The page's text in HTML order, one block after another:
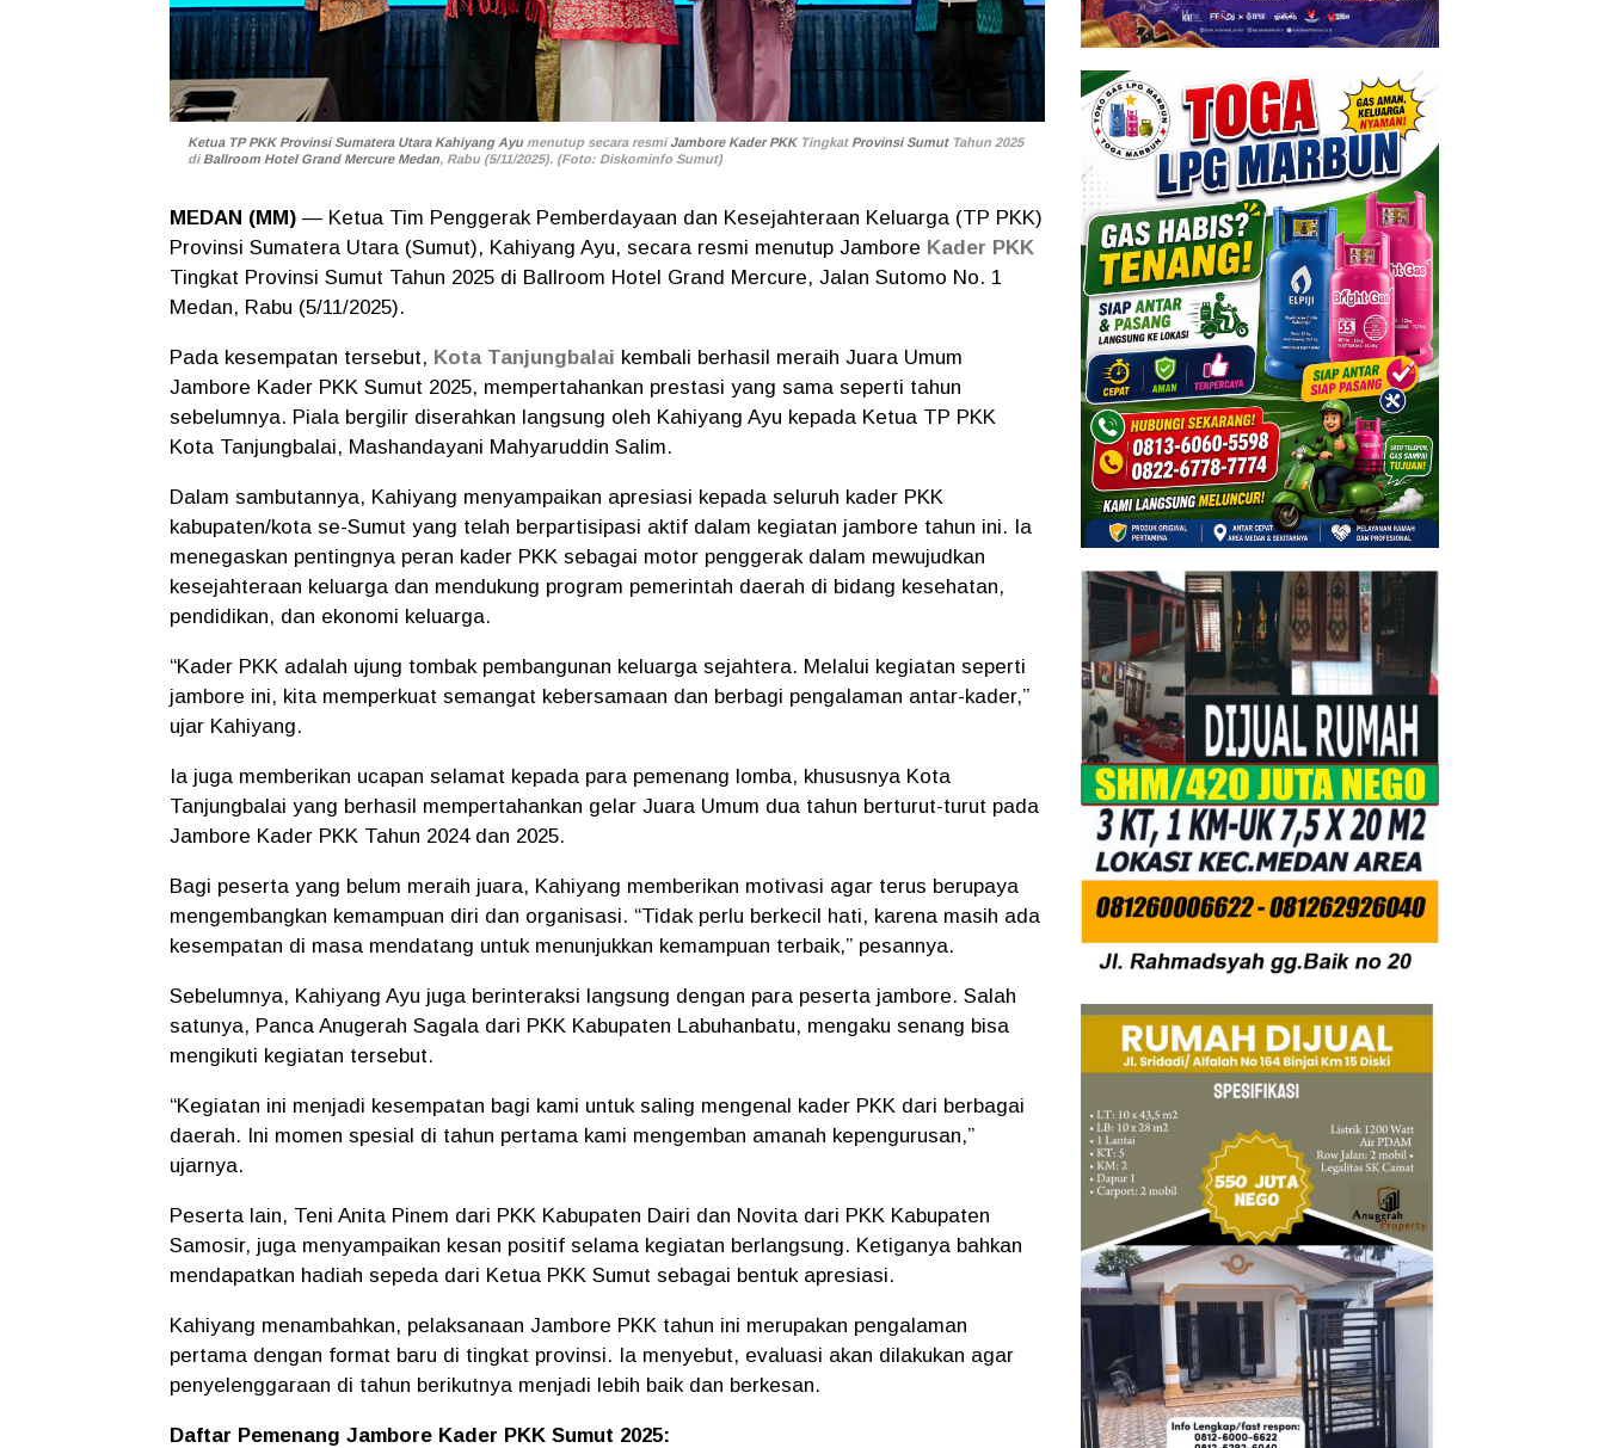
Ketua TP PKK Provinsi Sumatera Utara Kahiyang Ayumenutup secara resmiJambore Kader PKKTingkat Provinsi SumutTahun 2025
di Ballroom Hotel Grand Mercure Medan, Rabu (5/11/2025). (Foto: Diskominfo Sumut)
MEDAN (MM) — Ketua Tim Penggerak Pemberdayaan dan Kesejahteraan Keluarga (TP PKK)
Provinsi Sumatera Utara (Sumut), Kahiyang Ayu, secara resmi menutup Jambore Kader PKK
Tingkat Provinsi Sumut Tahun 2025 di Ballroom Hotel Grand Mercure, Jalan Sutomo No. 1
Medan, Rabu (5/11/2025).
Pada kesempatan tersebut, Kota Tanjungbalai kembali berhasil meraih Juara Umum
Jambore Kader PKK Sumut 2025, mempertahankan prestasi yang sama seperti tahun
sebelumnya. Piala bergilir diserahkan langsung oleh Kahiyang Ayu kepada Ketua TP PKK
Kota Tanjungbalai, Mashandayani Mahyaruddin Salim.
Dalam sambutannya, Kahiyang menyampaikan apresiasi kepada seluruh kader PKK
kabupaten/kota se-Sumut yang telah berpartisipasi aktif dalam kegiatan jambore tahun ini. Ia
menegaskan pentingnya peran kader PKK sebagai motor penggerak dalam mewujudkan
kesejahteraan keluarga dan mendukung program pemerintah daerah di bidang kesehatan,
pendidikan, dan ekonomi keluarga.
“Kader PKK adalah ujung tombak pembangunan keluarga sejahtera. Melalui kegiatan seperti
jambore ini, kita memperkuat semangat kebersamaan dan berbagi pengalaman antar-kader,”
ujar Kahiyang.
Ia juga memberikan ucapan selamat kepada para pemenang lomba, khususnya Kota
Tanjungbalai yang berhasil mempertahankan gelar Juara Umum dua tahun berturut-turut pada
Jambore Kader PKK Tahun 2024 dan 2025.
Bagi peserta yang belum meraih juara, Kahiyang memberikan motivasi agar terus berupaya
mengembangkan kemampuan diri dan organisasi. “Tidak perlu berkecil hati, karena masih ada
kesempatan di masa mendatang untuk menunjukkan kemampuan terbaik,” pesannya.
Sebelumnya, Kahiyang Ayu juga berinteraksi langsung dengan para peserta jambore. Salah
satunya, Panca Anugerah Sagala dari PKK Kabupaten Labuhanbatu, mengaku senang bisa
mengikuti kegiatan tersebut.
“Kegiatan ini menjadi kesempatan bagi kami untuk saling mengenal kader PKK dari berbagai
daerah. Ini momen spesial di tahun pertama kami mengemban amanah kepengurusan,”
ujarnya.
Peserta lain, Teni Anita Pinem dari PKK Kabupaten Dairi dan Novita dari PKK Kabupaten
Samosir, juga menyampaikan kesan positif selama kegiatan berlangsung. Ketiganya bahkan
mendapatkan hadiah sepeda dari Ketua PKK Sumut sebagai bentuk apresiasi.
Kahiyang menambahkan, pelaksanaan Jambore PKK tahun ini merupakan pengalaman
pertama dengan format baru di tingkat provinsi. Ia menyebut, evaluasi akan dilakukan agar
penyelenggaraan di tahun berikutnya menjadi lebih baik dan berkesan.
Daftar Pemenang Jambore Kader PKK Sumut 2025: